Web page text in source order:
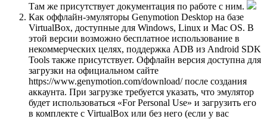
Там же присутствует документация по работе с ним.
Как оффлайн-эмуляторы Genymotion Desktop на базе
VirtualBox, доступные для Windows, Linux и Mac OS. В
этой версии возможно бесплатное использование в
некоммерческих целях, поддержка ADB из Android SDK
Tools также присутствует. Оффлайн версия доступна для
загрузки на официальном сайте
https://www.genymotion.com/download/ после создания
аккаунта. При загрузке требуется указать, что эмулятор
будет использоваться «For Personal Use» и загрузить его
в комплекте с VirtualBox или без него (если у вас